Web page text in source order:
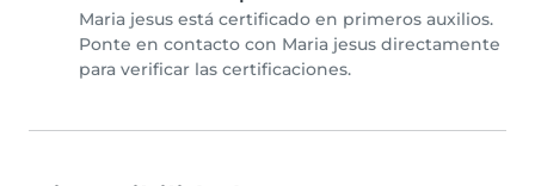
Maria jesus está certificado en primeros auxilios.
Ponte en contacto con Maria jesus directamente
para verificar las certificaciones.